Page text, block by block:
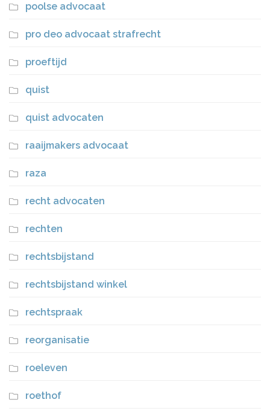
poolse advocaat
pro deo advocaat strafrecht
proeftijd
quist
quist advocaten
raaijmakers advocaat
raza
recht advocaten
rechten
rechtsbijstand
rechtsbijstand winkel
rechtspraak
reorganisatie
roeleven
roethof